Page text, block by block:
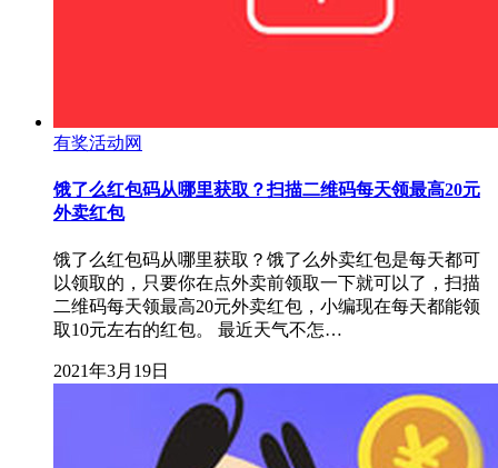
有奖活动网
饿了么红包码从哪里获取？扫描二维码每天领最高20元
外卖红包
饿了么红包码从哪里获取？饿了么外卖红包是每天都可
以领取的，只要你在点外卖前领取一下就可以了，扫描
二维码每天领最高20元外卖红包，小编现在每天都能领
取10元左右的红包。 最近天气不怎…
2021年3月19日